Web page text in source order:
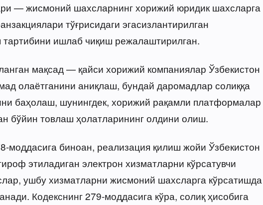
— жисмоний шахсларнинг хорижий юридик шахсларга
тўғрисидаги эгасизлантирилган
ишлаб чиқиш режалаштирилган.
мақсад — қайси хорижий компаниялар Ўзбекистон
олаётганини аниқлаш, бундай даромадлар солиққа
баҳолаш, шунингдек, хорижий рақамли платформалар
бўйин товлаш ҳолатларининг олдини олиш.
моддасига биноан, реализация қилиш жойи Ўзбекистон
этиладиган электрон хизматларни кўрсатувчи
ушбу хизматларни жисмоний шахсларга кўрсатишда
Кодекснинг 279-моддасига кўра, солиқ ҳисобига